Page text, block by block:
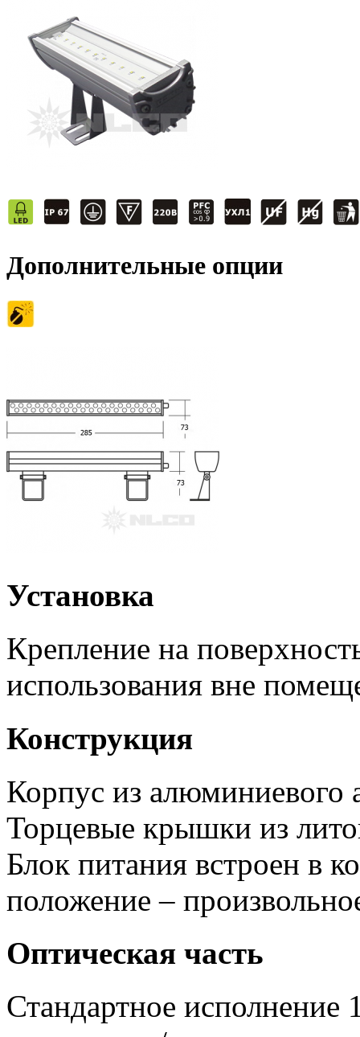
Дополнительные опции
Установка
Крепление на
использования вне
Конструкция
Корпус из алюминиевого
Торцевые крышки из
Блок питания встроен в
положение –
Оптическая часть
Стандартное исполнение